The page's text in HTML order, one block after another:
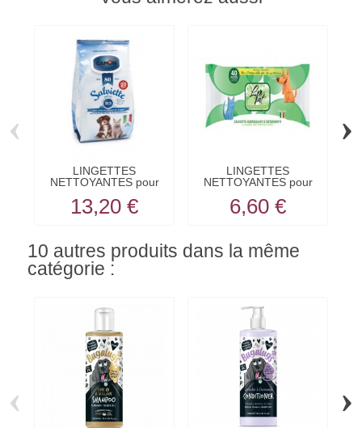
LINGETTES
NETTOYANTES pour
13,20 €
LINGETTES
NETTOYANTES pour
6,60 €
‹ ›
10 autres produits dans la même
catégorie :
‹ ›